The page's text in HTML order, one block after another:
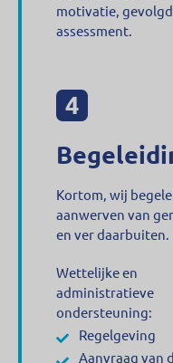
motivatie,
assessment.
Kortom, wij
aanwerven van
en ver daarbuiten.
Wettelijke en
administratieve
ondersteuning:
Regelgeving
Aanvraag van